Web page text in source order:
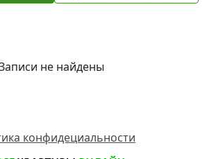
не найдены
конфидециальности